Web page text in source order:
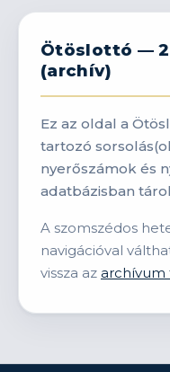
Ötöslottó —
(archív)
Ez az oldal a
tartozó
nyerőszámok és
adatbázisban
A szomszédos
navigációval
vissza az archívum